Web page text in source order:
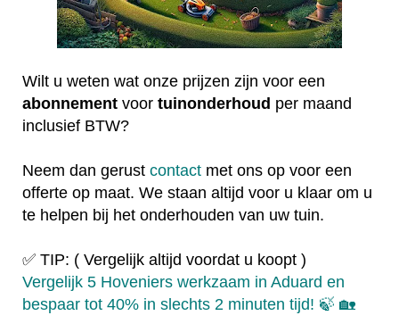
Wilt u weten wat onze prijzen zijn voor een
abonnement voor tuinonderhoud per maand
inclusief BTW?
Neem dan gerust contact met ons op voor een
offerte op maat. We staan altijd voor u klaar om u
te helpen bij het onderhouden van uw tuin.
✅ TIP: ( Vergelijk altijd voordat u koopt )
Vergelijk 5 Hoveniers werkzaam in Aduard en
bespaar tot 40% in slechts 2 minuten tijd! 🍃 🏡